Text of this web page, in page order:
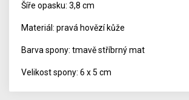
Šíře opasku: 3,8 cm
Materiál: pravá hovězí kůže
Barva spony: tmavě stříbrný mat
Velikost spony: 6 x 5 cm